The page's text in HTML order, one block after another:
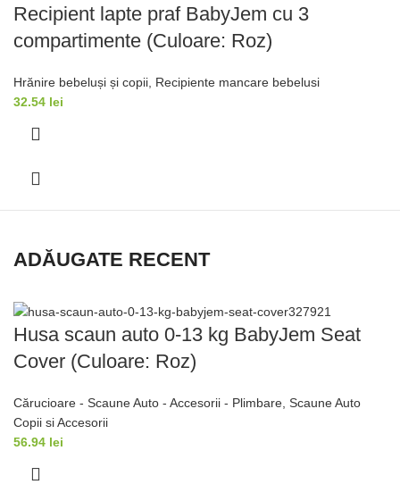
Recipient lapte praf BabyJem cu 3
compartimente (Culoare: Roz)
Hrănire bebeluși și copii, Recipiente mancare bebelusi
32.54 lei
ADĂUGATE RECENT
Husa scaun auto 0-13 kg BabyJem Seat
Cover (Culoare: Roz)
Cărucioare - Scaune Auto - Accesorii - Plimbare Scaune Auto
Copii si Accesorii
56.94 lei